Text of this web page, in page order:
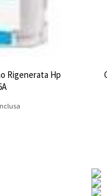
Rigenerata Hp